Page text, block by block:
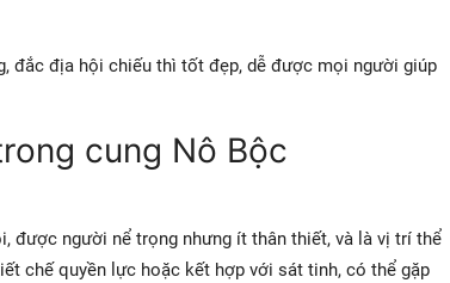
đắc địa hội chiếu thì tốt đẹp, dễ được mọi người giúp
cung Nô Bộc
được người nể trọng nhưng ít thân thiết, và là vị trí thể
chế quyền lực hoặc kết hợp với sát tinh, có thể gặp